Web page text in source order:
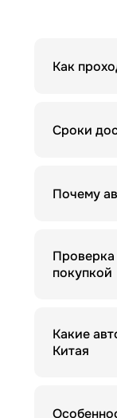
Как
Сроки
Почему
покупкой
Какие
Китая